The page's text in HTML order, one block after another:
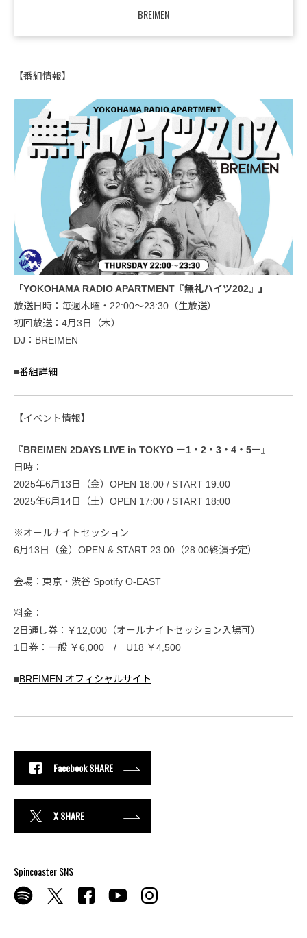
BREIMEN
【番組情報】
「YOKOHAMA RADIO APARTMENT『無礼ハイツ202』」
放送日時：毎週木曜・22:00～23:30（生放送）
初回放送：4月3日（木）
DJ：BREIMEN
■番組詳細
【イベント情報】
『BREIMEN 2DAYS LIVE in TOKYO ー1・2・3・4・5ー』
日時：
2025年6月13日（金）OPEN 18:00 / START 19:00
2025年6月14日（土）OPEN 17:00 / START 18:00
※オールナイトセッション
6月13日（金）OPEN & START 23:00（28:00終演予定）
会場：東京・渋谷 Spotify O-EAST
料金：
2日通し券：￥12,000（オールナイトセッション入場可）
1日券：一般 ￥6,000 / U18 ￥4,500
■BREIMEN オフィシャルサイト
Facebook SHARE
X SHARE
Spincoaster SNS